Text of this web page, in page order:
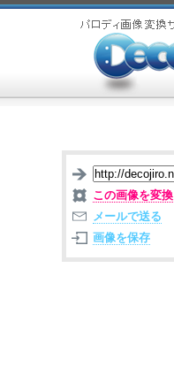
この画像を変換
メールで送る
画像を保存